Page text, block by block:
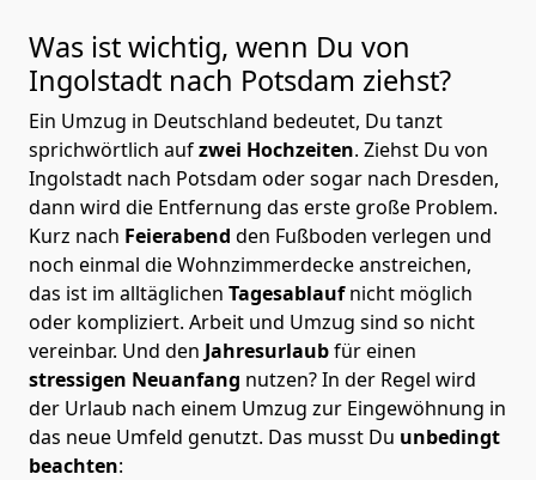
Was ist wichtig, wenn Du von
Ingolstadt nach Potsdam ziehst?
Ein Umzug in Deutschland bedeutet, Du tanzt
sprichwörtlich aufzwei Hochzeiten. Ziehst Du von
Ingolstadt nach Potsdam oder sogar nach Dresden,
dann wird die Entfernung das erste große Problem.
Kurz nach Feierabend den Fußboden verlegen und
noch einmal die Wohnzimmerdecke anstreichen,
das ist im alltäglichen Tagesablaufnicht möglich
oder kompliziert. Arbeit und Umzug sind so nicht
vereinbar. Und den Jahresurlaubfür einen
stressigen Neuanfang nutzen? In der Regel wird
der Urlaub nach einem Umzug zur Eingewöhnung in
das neue Umfeld genutzt. Das musst Du unbedingt
beachten: